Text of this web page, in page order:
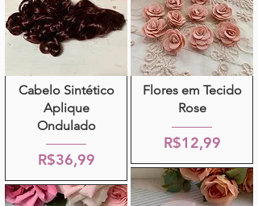
Cabelo Sintético
Aplique
Ondulado
R$36,99
Flores em Tecido
Rose
R$12,99